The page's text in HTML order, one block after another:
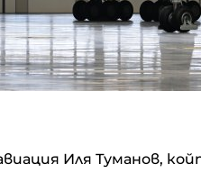
Иля Туманов,